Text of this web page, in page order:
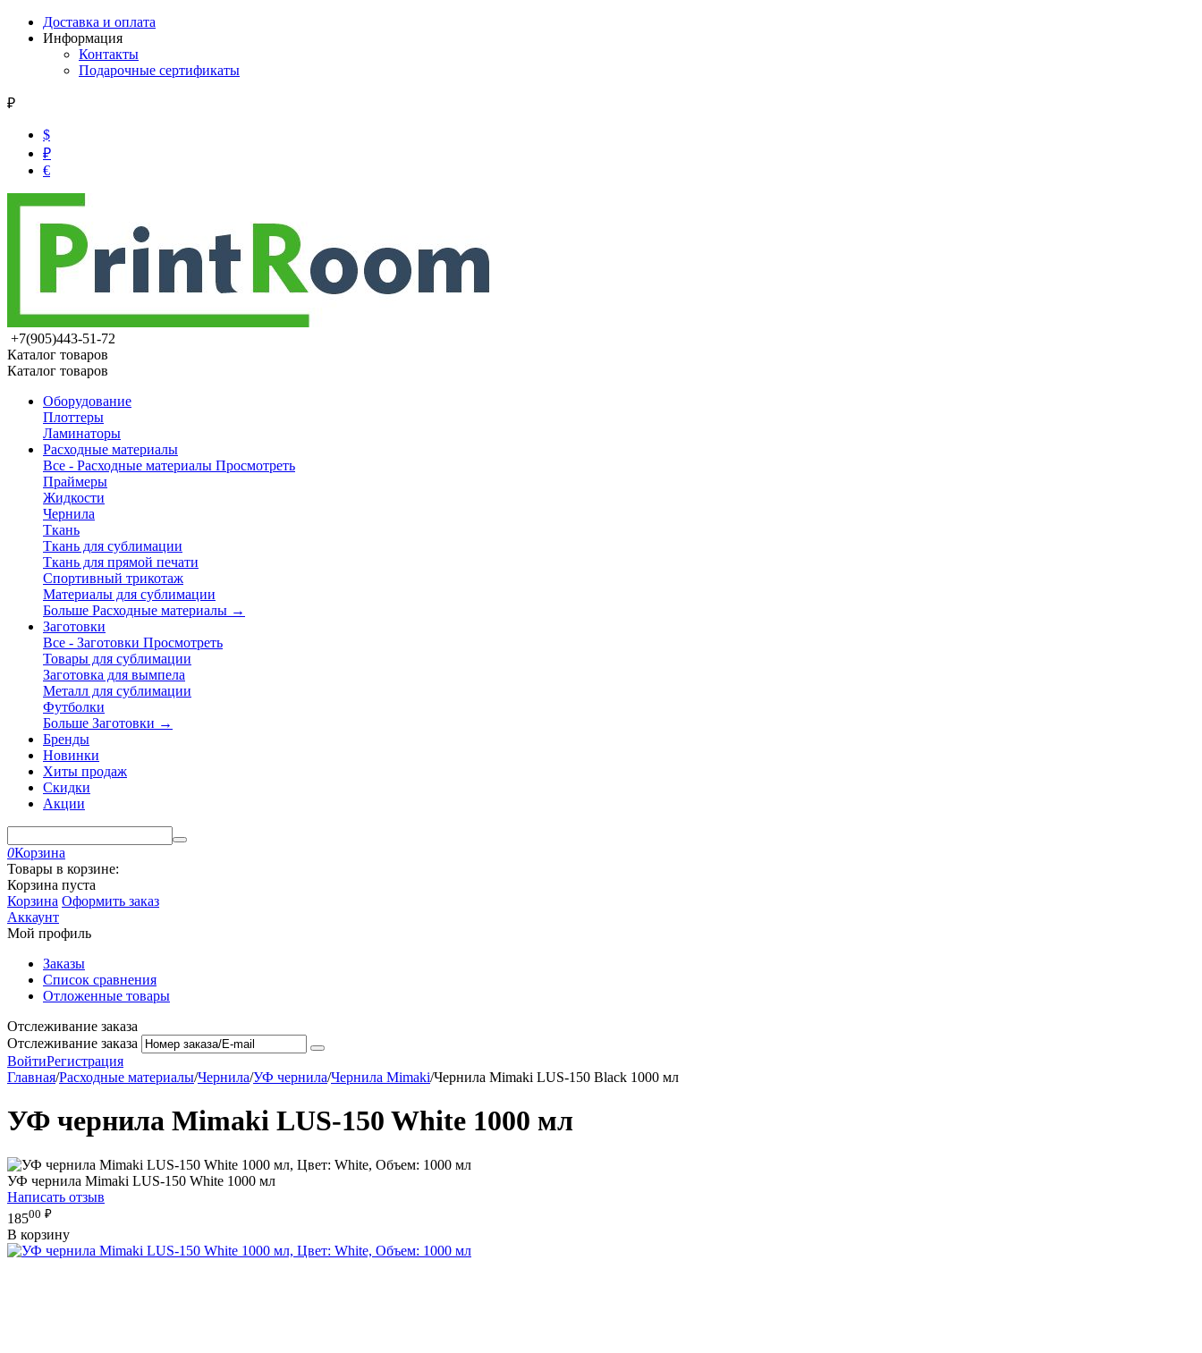
Доставка и оплата
Информация
Контакты
Подарочные сертификаты
₽
$
₽
€
+7(905)443-51-72
Каталог товаров
Каталог товаров
Оборудование
Плоттеры
Ламинаторы
Расходные материалы
Все - Расходные материалы Просмотреть
Праймеры
Жидкости
Чернила
Ткань
Ткань для сублимации
Ткань для прямой печати
Спортивный трикотаж
Материалы для сублимации
Больше Расходные материалы →
Заготовки
Все - Заготовки Просмотреть
Товары для сублимации
Заготовка для вымпела
Металл для сублимации
Футболки
Больше Заготовки →
Бренды
Новинки
Хиты продаж
Скидки
Акции
0Корзина
Товары в корзине:
Корзина пуста
Корзина Оформить заказ
Аккаунт
Мой профиль
Заказы
Список сравнения
Отложенные товары
Отслеживание заказа
Отслеживание заказа
ВойтиРегистрация
Главная/Расходные материалы/Чернила/УФ чернила/Чернила Mimaki/Чернила Mimaki LUS-150 Black 1000 мл
УФ чернила Mimaki LUS-150 White 1000 мл
УФ чернила Mimaki LUS-150 White 1000 мл
Написать отзыв
18500 ₽
В корзину